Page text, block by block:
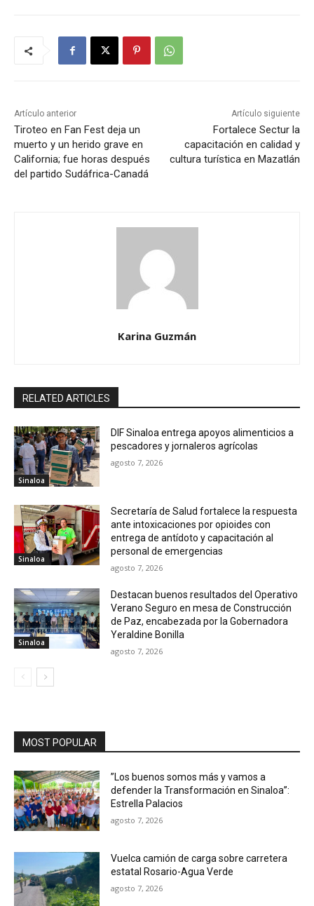
Artículo anterior
Tiroteo en Fan Fest deja un
muerto y un herido grave en
California; fue horas después
del partido Sudáfrica-Canadá
Artículo siguiente
Fortalece Sectur la
capacitación en calidad y
cultura turística en Mazatlán
Karina Guzmán
RELATED ARTICLES
Sinaloa
DIF Sinaloa entrega apoyos alimenticios a
pescadores y jornaleros agrícolas
agosto 7, 2026
Sinaloa
Secretaría de Salud fortalece la respuesta
ante intoxicaciones por opioides con
entrega de antídoto y capacitación al
personal de emergencias
agosto 7, 2026
Sinaloa
Destacan buenos resultados del Operativo
Verano Seguro en mesa de Construcción
de Paz, encabezada por la Gobernadora
Yeraldine Bonilla
agosto 7, 2026
MOST POPULAR
”Los buenos somos más y vamos a
defender la Transformación en Sinaloa”:
Estrella Palacios
agosto 7, 2026
Vuelca camión de carga sobre carretera
estatal Rosario-Agua Verde
agosto 7, 2026